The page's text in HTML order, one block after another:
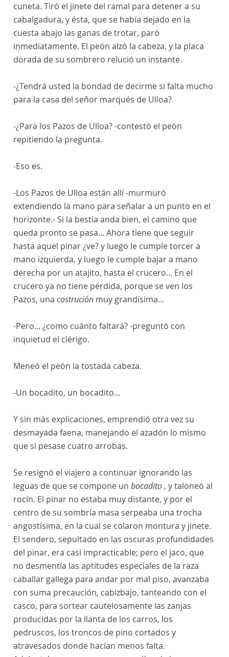
cuneta. Tiró el jinete del ramal para detener a su
cabalgadura, y ésta, que se había dejado en la
cuesta abajo las ganas de trotar, paró
inmediatamente. El peón alzó la cabeza, y la placa
dorada de su sombrero relució un instante.
-¿Tendrá usted la bondad de decirme si falta mucho
para la casa del señor marqués de Ulloa?
-¿Para los Pazos de Ulloa? -contestó el peón
repitiendo la pregunta.
-Eso es.
-Los Pazos de Ulloa están allí -murmuró
extendiendo la mano para señalar a un punto en el
horizonte.- Si la bestia anda bien, el camino que
queda pronto se pasa... Ahora tiene que seguir
hasta aquel pinar ¿ve? y luego le cumple torcer a
mano izquierda, y luego le cumple bajar a mano
derecha por un atajito, hasta el crucero... En el
crucero ya no tiene pérdida, porque se ven los
Pazos, una costrución muy grandísima...
-Pero... ¿como cuánto faltará? -preguntó con
inquietud el clérigo.
Meneó el peón la tostada cabeza.
-Un bocadito, un bocadito...
Y sin más explicaciones, emprendió otra vez su
desmayada faena, manejando el azadón lo mismo
que si pesase cuatro arrobas.
Se resignó el viajero a continuar ignorando las
leguas de que se compone un bocadito , y taloneó al
rocín. El pinar no estaba muy distante, y por el
centro de su sombría masa serpeaba una trocha
angostísima, en la cual se colaron montura y jinete.
El sendero, sepultado en las oscuras profundidades
del pinar, era casi impracticable; pero el jaco, que
no desmentía las aptitudes especiales de la raza
caballar gallega para andar por mal piso, avanzaba
con suma precaución, cabizbajo, tanteando con el
casco, para sortear cautelosamente las zanjas
producidas por la llanta de los carros, los
pedruscos, los troncos de pino cortados y
atravesados donde hacían menos falta.